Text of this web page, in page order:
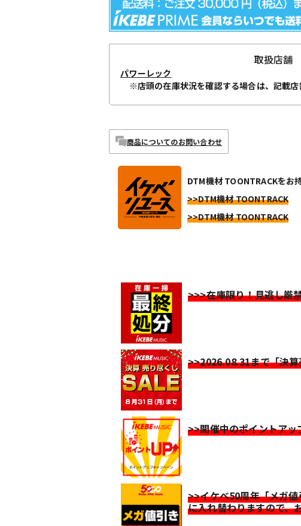
取扱店舗
パワーレック
※店頭の在庫状況を確認する場合は、記載店
商品についてのお問い合わせ
DTM機材 TOONTRACKをお
>>DTM機材 TOONTRACK
>>DTM機材 TOONTRACK
>>>在庫限り！見逃し厳
>>2026.08.31まで「決
>>開催中のポイントア
>>イケベ50周年「メガ
に入れ替わりますので、